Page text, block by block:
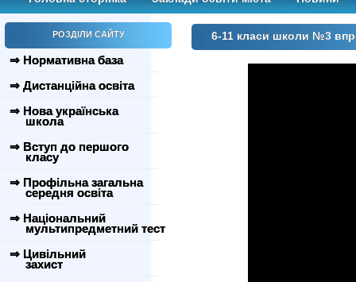
РОЗДІЛИ САЙТУ
⇒ Нормативна база
⇒ Дистанційна освіта
⇒ Нова українська
школа
⇒ Вступ до першого
класу
⇒ Профільна загальна
середня освіта
⇒ Національний
мультипредметний тест
⇒ Цивільний
захист
6-11 класи школи №3